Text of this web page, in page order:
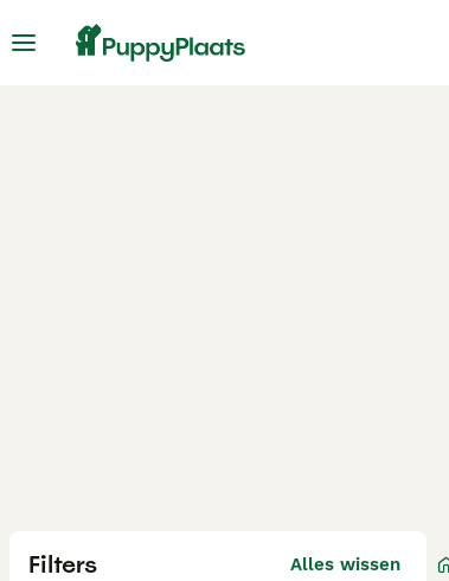
Filters Alles wissen